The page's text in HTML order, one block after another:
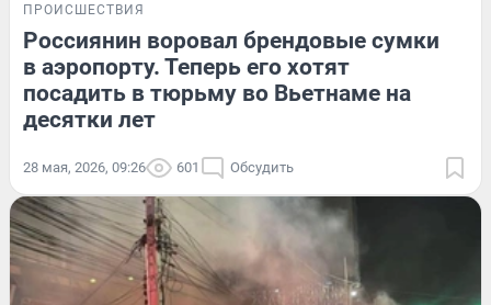
ПРОИСШЕСТВИЯ
Россиянин воровал брендовые сумки
в аэропорту. Теперь его хотят
посадить в тюрьму во Вьетнаме на
десятки лет
28 мая, 2026, 09:26 601 Обсудить